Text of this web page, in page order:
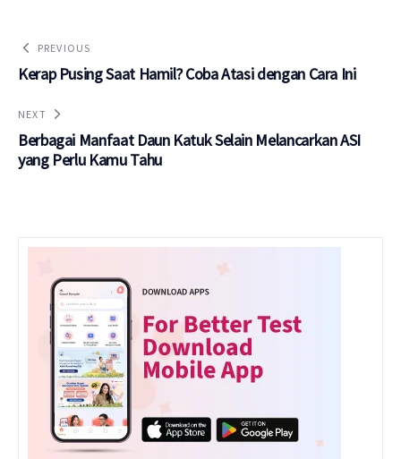
PREVIOUS
Kerap Pusing Saat Hamil? Coba Atasi dengan Cara Ini
NEXT
Berbagai Manfaat Daun Katuk Selain Melancarkan ASI
yang Perlu Kamu Tahu